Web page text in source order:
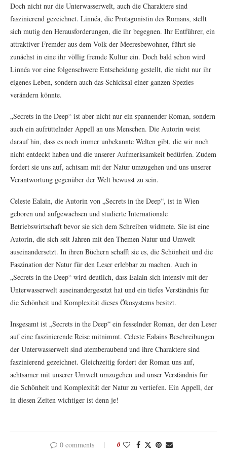
Doch nicht nur die Unterwasserwelt, auch die Charaktere sind
faszinierend gezeichnet. Linnéa, die Protagonistin des Romans, stellt
sich mutig den Herausforderungen, die ihr begegnen. Ihr Entführer, ein
attraktiver Fremder aus dem Volk der Meeresbewohner, führt sie
zunächst in eine ihr völlig fremde Kultur ein. Doch bald schon wird
Linnéa vor eine folgenschwere Entscheidung gestellt, die nicht nur ihr
eigenes Leben, sondern auch das Schicksal einer ganzen Spezies
verändern könnte.
„Secrets in the Deep“ ist aber nicht nur ein spannender Roman, sondern
auch ein aufrüttelnder Appell an uns Menschen. Die Autorin weist
darauf hin, dass es noch immer unbekannte Welten gibt, die wir noch
nicht entdeckt haben und die unserer Aufmerksamkeit bedürfen. Zudem
fordert sie uns auf, achtsam mit der Natur umzugehen und uns unserer
Verantwortung gegenüber der Welt bewusst zu sein.
Celeste Ealain, die Autorin von „Secrets in the Deep“, ist in Wien
geboren und aufgewachsen und studierte Internationale
Betriebswirtschaft bevor sie sich dem Schreiben widmete. Sie ist eine
Autorin, die sich seit Jahren mit den Themen Natur und Umwelt
auseinandersetzt. In ihren Büchern schafft sie es, die Schönheit und die
Faszination der Natur für den Leser erlebbar zu machen. Auch in
„Secrets in the Deep“ wird deutlich, dass Ealain sich intensiv mit der
Unterwasserwelt auseinandergesetzt hat und ein tiefes Verständnis für
die Schönheit und Komplexität dieses Ökosystems besitzt.
Insgesamt ist „Secrets in the Deep“ ein fesselnder Roman, der den Leser
auf eine faszinierende Reise mitnimmt. Celeste Ealains Beschreibungen
der Unterwasserwelt sind atemberaubend und ihre Charaktere sind
faszinierend gezeichnet. Gleichzeitig fordert der Roman uns auf,
achtsamer mit unserer Umwelt umzugehen und unser Verständnis für
die Schönheit und Komplexität der Natur zu vertiefen. Ein Appell, der
in diesen Zeiten wichtiger ist denn je!
0 comments 0